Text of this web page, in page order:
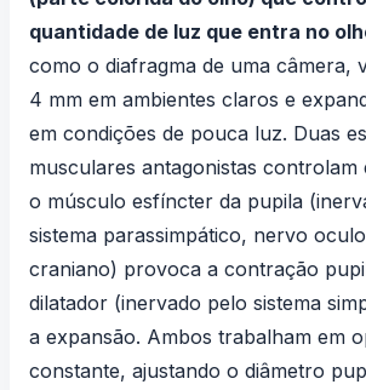
quantidade de luz que entra no
como o diafragma de uma câmera,
4 mm em ambientes claros e
em condições de pouca luz. Duas
musculares antagonistas controlam
o músculo esfíncter da pupila
sistema parassimpático, nervo
craniano) provoca a contração
dilatador (inervado pelo sistema
a expansão. Ambos trabalham em
constante, ajustando o diâmetro